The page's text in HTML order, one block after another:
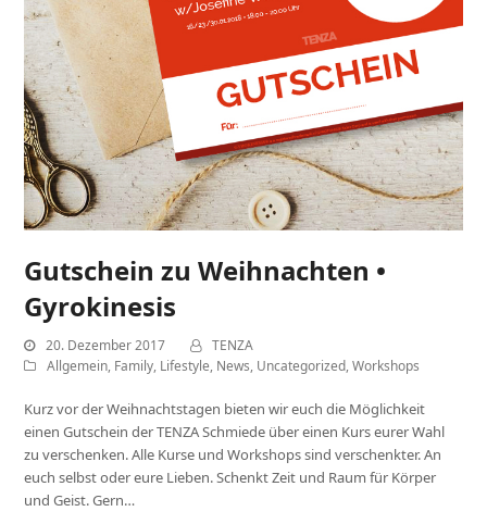
Gutschein zu Weihnachten •
Gyrokinesis
20. Dezember 2017
TENZA
Allgemein, Family, Lifestyle, News, Uncategorized,Workshops
Kurz vor der Weihnachtstagen bieten wir euch die Möglichkeit
einen Gutschein der TENZA Schmiede über einen Kurs eurer Wahl
zu verschenken. Alle Kurse und Workshops sind verschenkter. An
euch selbst oder eure Lieben. Schenkt Zeit und Raum für Körper
und Geist. Gern…